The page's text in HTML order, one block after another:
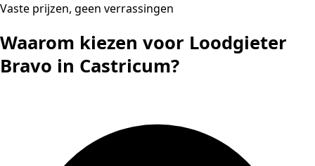
Vaste prijzen, geen verrassingen
Waarom kiezen voor Loodgieter
Bravo in Castricum?